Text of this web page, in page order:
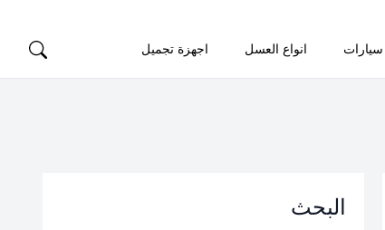
سيارات انواع العسل اجهزة تجميل
البحث